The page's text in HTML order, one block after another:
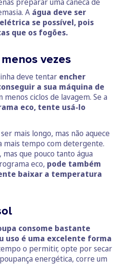
A água deve ser
se possível, pois
que os fogões.
vezes
deve tentar encher
a sua máquina de
menos ciclos de lavagem. Se a
eco, tente usá-lo
mais longo, mas não aquece
mais tempo com detergente.
que pouco tanto água
eco, pode também
baixar a temperatura
consome bastante
uso é uma excelente forma
o permitir, opte por secar
energética, corre um